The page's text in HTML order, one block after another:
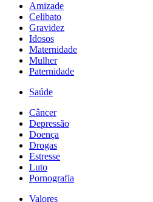
Amizade
Celibato
Gravidez
Idosos
Maternidade
Mulher
Paternidade
Saúde
Câncer
Depressão
Doença
Drogas
Estresse
Luto
Pornografia
Valores